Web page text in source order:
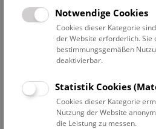
Einkulturhistorischer Spaziergang
Dachmit fantastischem
unvergesslichen Erlebnis.
Jeden Freitag, Samstag und
Mittwoch, 18:30 (deutsch)
Every Friday, Saturday, and
Notwendige Cookies
Cookies dieser Kategorie
der Website erforderlich. Sie
bestimmungsgemäßen
deaktivierbar.
Statistik Cookies
Cookies dieser Kategorie
Nutzung der Website
die Leistung zu messen.